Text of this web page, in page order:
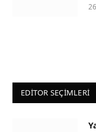
EDITOR SEÇIMLERI